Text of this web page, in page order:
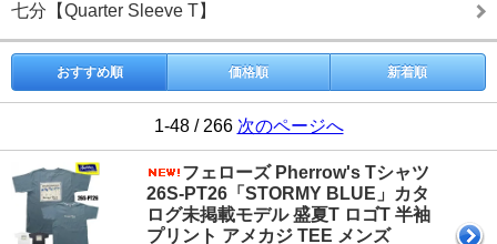
七分【Quarter Sleeve T】
おすすめ順 価格順 新着順
1-48 / 266 次のページへ
フェローズ Pherrow's Tシャツ
26S-PT26「STORMY BLUE」カタ
ログ未掲載モデル 盛夏T ロゴT 半袖
プリント アメカジ TEE メンズ